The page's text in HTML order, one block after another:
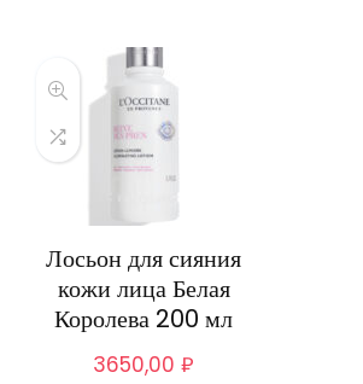
Лосьон для сияния
кожи лица Белая
Королева 200 мл
3650,00₽